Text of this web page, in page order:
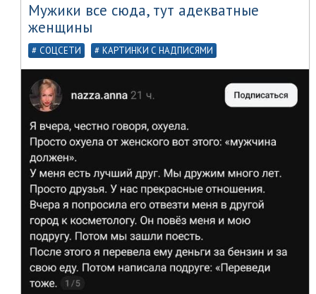
Мужики все сюда, тут адекватные
женщины
СОЦСЕТИ КАРТИНКИ С НАДПИСЯМИ